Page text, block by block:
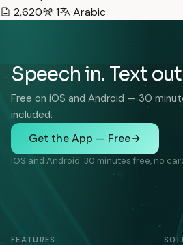
2,620
1 Arabic
Speech in. Text
Free on iOS and Android — 30
included.
Get the App — Free
iOS and Android. 30 minutes free, no
FEATURES